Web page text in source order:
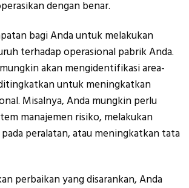
dengan benar.
bagi Anda untuk melakukan
terhadap operasional pabrik Anda.
akan mengidentifikasi area-
untuk meningkatkan
Misalnya, Anda mungkin perlu
manajemen risiko, melakukan
peralatan, atau meningkatkan tata
perbaikan yang disarankan, Anda